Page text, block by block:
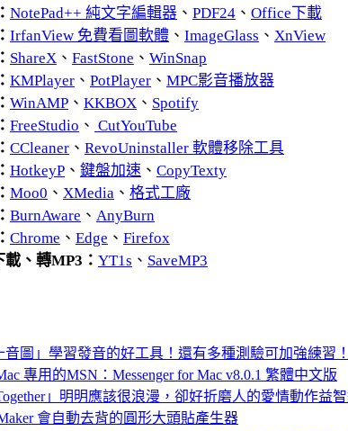
NotePad++ 純文字編輯器、 PDF24、 Office下載
IrfanView 免費看圖軟體、 ImageGlass 、 XnView
ShareX、 FastStone 、 WinSnap
KMPlayer、 PotPlayer、 MPC影音播放器
WinAMP、 KKBOX、 Spotify
FreeStudio 、 CutYouTube
CCleaner、 RevoUninstaller 軟體移除工具
HotkeyP、 鍵盤加速、 CopyTexty
Moo0 、 XMedia、 格式工廠
BurnAware 、 AnyBurn
Chrome 、 Edge 、 Firefox
載、轉MP3： YT1s 、 SaveMP3
音圖」學習發音的好工具！還有多種測驗可加強練習！
專用的MSN：Messenger for Mac v8.0.1 繁體中文版
Together」明明應該很浪漫，卻好折磨人的愛情動作益
會自動去背的圓形大頭貼產生器